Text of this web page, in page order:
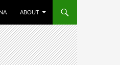
ABOUT